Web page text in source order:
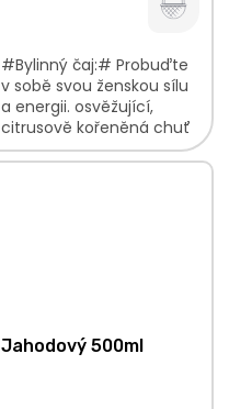
#Bylinný čaj:# Probuďte
v sobě svou ženskou sílu
a energii. osvěžující,
citrusově kořeněná chuť
se sladkými tóny jablka
vyvážená směs bylinek a
Jahodový 500ml